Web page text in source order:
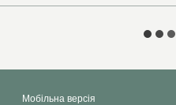
Мобільна версія